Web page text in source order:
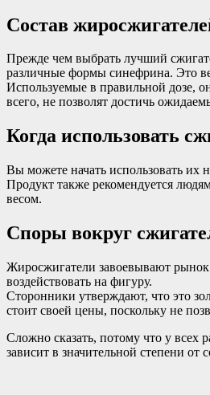
Состав
Прежде чем выбрать лучший
различные формы синефрина. Это
Используемые в правильной дозе,
всего, не позволят достичь
Когда использовать
Вы можете начать использовать их
Продукт также рекомендуется
весом.
Споры вокруг
Жиросжигатели завоевывают
воздействовать на фигуру.
Сторонники утверждают, что это
стоит своей цены, поскольку не
Сложно сказать, потому что у
зависит в значительной степени